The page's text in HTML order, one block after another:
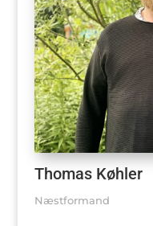
Thomas Køhler
Næstformand